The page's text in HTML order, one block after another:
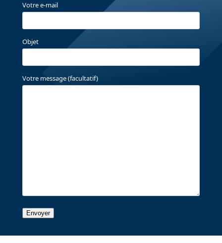
Votre e-mail
Objet
Votre message (facultatif)